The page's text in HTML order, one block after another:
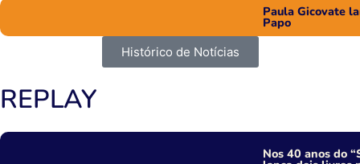
Paula Gicovate
Papo
Histórico de Notícias
REPLAY
Nos 40 anos do